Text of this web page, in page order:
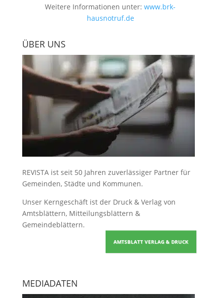
Weitere Informationen unter:www.brk-
hausnotruf.de
ÜBER UNS
REVISTA ist seit 50 Jahren zuverlässiger Partner für
Gemeinden, Städte und Kommunen.
Unser Kerngeschäft ist der Druck & Verlag von
Amtsblättern, Mitteilungsblättern &
Gemeindeblättern.
AMTSBLATT VERLAG & DRUCK
MEDIADATEN